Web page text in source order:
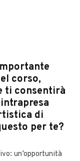
corso,
ti consentirà
di
per te?
un’opportunità